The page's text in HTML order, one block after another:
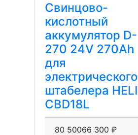
Свинцово-
кислотный
аккумулятор D-
270 24V 270Ah
для
электрического
штабелера HELI
CBD18L
80 50066 300 ₽